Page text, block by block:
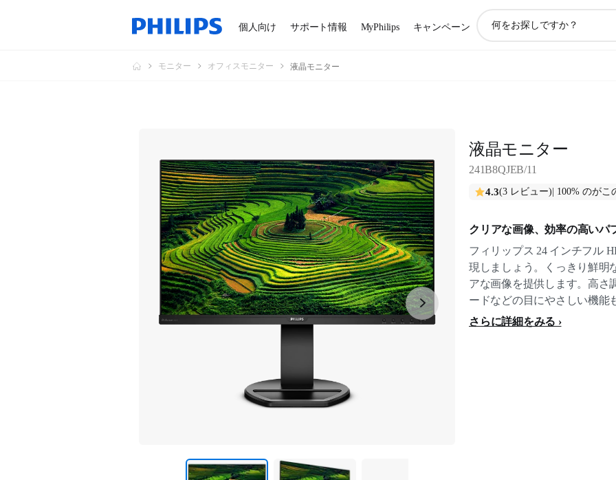
個人向け サポート情報 MyPhilips キャンペーン
索
モニター オフィスモニター 液晶モニター
液晶モニター
241B8QJEB/11
4.3(3 レビュー) | 100% のが
クリアな画像、効率の高いパ
フィリップス 24 インチフル
現しましょう。くっきり鮮明
アな画像を提供します。高さ
ードなどの目にやさしい機能
さらに詳細をみる